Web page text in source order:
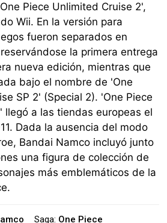
Piece Unlimited Cruise 2',
Wii. En la versión para
fueron separados en
la primera entrega
nueva edición, mientras que
bajo el nombre de 'One
SP 2' (Special 2). 'One Piece
llegó a las tiendas europeas el
Dada la ausencia del modo
Bandai Namco incluyó junto
una figura de colección de
más emblemáticos de la
Saga: One Piece